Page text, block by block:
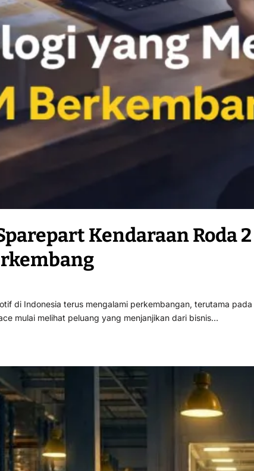
Kendaraan Roda
di Indonesia terus mengalami perkembangan, terutama
mulai melihat peluang yang menjanjikan dari bisnis…